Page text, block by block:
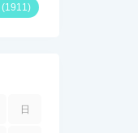
(1911)
日